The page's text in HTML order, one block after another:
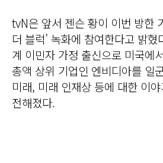
tvN은 앞서 젠슨 황이 이번 방한
더 블럭’ 녹화에 참여한다고 밝
계 이민자 가정 출신으로 미국에
총액 상위 기업인 엔비디아를 일
미래, 미래 인재상 등에 대한 이
전해졌다.